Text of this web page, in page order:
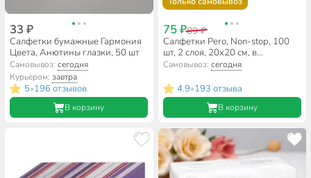
33 ₽
Салфетки бумажные Гармония
Цвета, Анютины глазки, 50 шт
Самовывоз:сегодня
Курьером:завтра
5•196 отзывов
В корзину
75 ₽89 ₽
Салфетки Pero, Non-stop, 100
шт, 2 слоя, 20х20 см, в
ассортименте, 445
Самовывоз: сегодня
4.9•193 отзыва
В корзину